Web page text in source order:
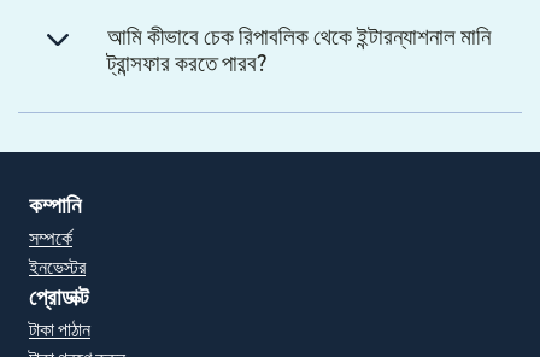
আমি কীভাবে চেক রিপাবলিক থেকে ইন্টারন্যাশনাল মানি
ট্রান্সফার করতে পারব?
কম্পানি
সম্পর্কে
ইনভেস্টর
প্রোডাক্ট
টাকা পাঠান